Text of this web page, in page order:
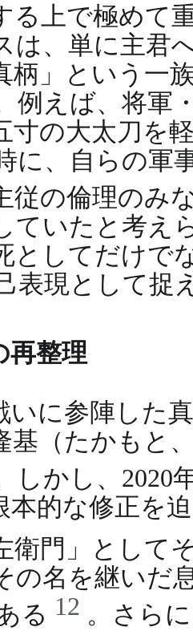
る上で極めて
は、単に主君
柄」という一
えば、将軍
の大太刀を
に、自らの軍
従の倫理のみ
ていたと考え
としてだけで
表現として捉
再整理
に参陣した
基（たかもと
しかし、2020
的な修正を
衛門」として
の名を継いだ
る 12 。さら